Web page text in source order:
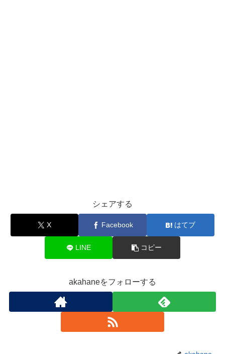
シェアする
X Facebook はてブ
LINE コピー
akahaneをフォローする